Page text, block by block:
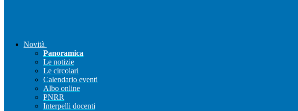
Novità
Panoramica
Le notizie
Le circolari
Calendario eventi
Albo online
PNRR
Interpelli docenti